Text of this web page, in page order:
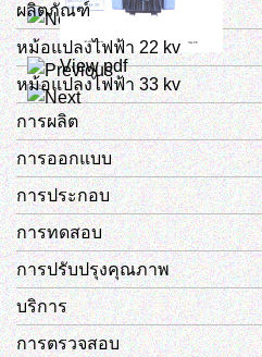
View pdf
ผลิตภัณฑ์
หม้อแปลงไฟฟ้า 22 kv
หม้อแปลงไฟฟ้า 33 kv
การผลิต
การออกแบบ
การประกอบ
การทดสอบ
การปรับปรุงคุณภาพ
บริการ
การตรวจสอบ